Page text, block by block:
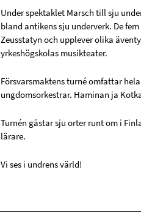
Under spektaklet Marsch till sju
bland antikens sju underverk. De
Zeusstatyn och upplever olika
yrkeshögskolas musikteater.
Försvarsmaktens turné omfattar
ungdomsorkestrar. Haminan ja
Turnén gästar sju orter runt om i
lärare.
Vi ses i undrens värld!